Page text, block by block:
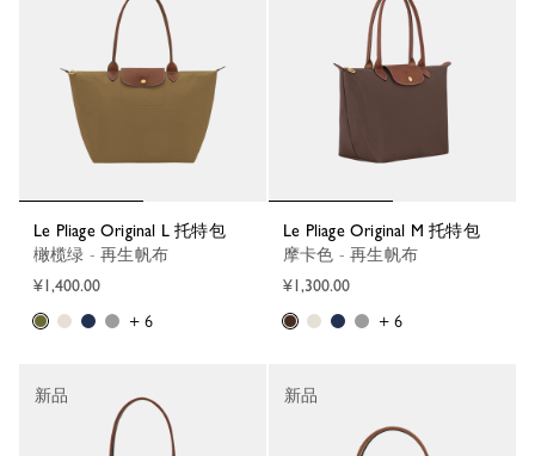
Le Pliage Original L 托特包
橄榄绿 - 再生帆布
¥1,400.00
+ 6
Le Pliage Original M 托特包
摩卡色 - 再生帆布
¥1,300.00
+ 6
新品 新品